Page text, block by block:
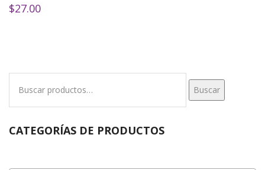
$27.00
Buscar
CATEGORÍAS DE PRODUCTOS